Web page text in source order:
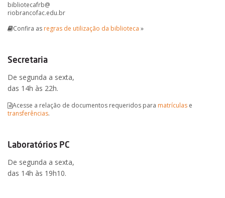
bibliotecafrb@
riobrancofac.edu.br
Confira as regras de utilização da biblioteca »
Secretaria
De segunda a sexta,
das 14h às 22h.
Acesse a relação de documentos requeridos para matrículas e
transferências.
Laboratórios PC
De segunda a sexta,
das 14h às 19h10.